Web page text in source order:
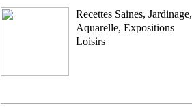
Recettes Saines, Jardinage,
Aquarelle, Expositions
Loisirs